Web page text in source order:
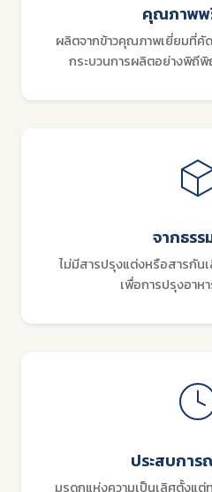
คุณภาพพ
ผลิตจากข้าวคุณภาพเยี่ยมที่คั
กระบวนการผลิตอย่างพิถี
จากธรร
ไม่มีสารปรุงแต่งหรือสารกั
เพื่อการปรุงอาห
ประสบกา
มรดกแห่งความเป็นเลิศตั้งแต่